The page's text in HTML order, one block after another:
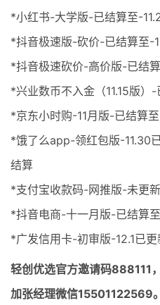
*小红书-大学版-已结算至-
*抖音极速版-砍价-已结算至-
*抖音极速砍价-高价版-已结
*兴业数币不入金（11.15版）
*京东小时购-11月版-已结算
*饿了么app-领红包版-11.30
结算
*支付宝收款码-网推版-未更新
*抖音电商-十一月版-已结算
*广发信用卡-初审版-12.1已
轻创优选官方邀请码888111
加张经理微信15501122569。